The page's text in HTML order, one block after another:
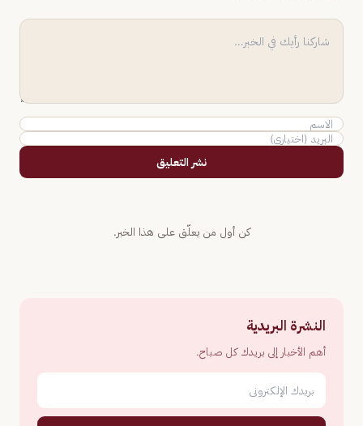
نشر التعليق
كن أول من يعلّق على هذا الخبر.
النشرة البريدية
أهم الأخبار إلى بريدك كل صباح.